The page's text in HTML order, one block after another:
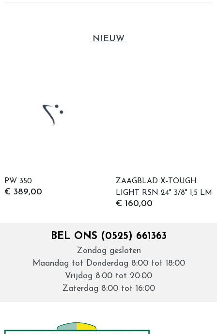
organische coating bovenop de elektrolytische zinklaag wat zorgt
houtwolcementplaten.
schroefdraad
Diameter
120 mm
Carbonstaal
Doos
Verkoop eenheid
50 Stuks
Deeldraad
TX-40
(materiaal)
A
NIEUW
PW 350
€ 389,00
ZAAGBLAD X-TOUGH
LIGHT RSN 24" 3/8" 1,5 LM
84DL
€ 160,00
BEL ONS (0525) 661363
Zondag gesloten
Maandag tot Donderdag 8:00 tot 18:00
Vrijdag 8:00 tot 20:00
Zaterdag 8:00 tot 16:00